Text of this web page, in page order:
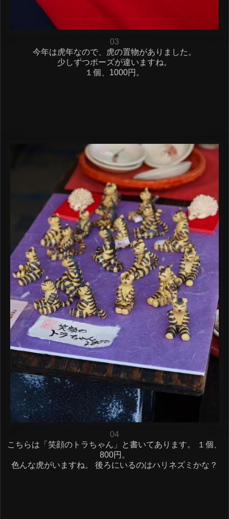
03
今年は虎年なので、虎の置物がありました。
少しずつポーズが違いますね。
１個、1000円。
04
こちらは「笑顔のトラちゃん」と書いてあります。 １個、
800円。
色んな虎がいますね。 後ろにいるのはハリネズミかな？